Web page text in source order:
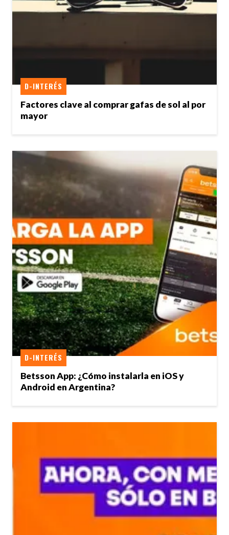
Factores clave al comprar gafas de sol al por
mayor
D-INTERÉS
Betsson App: ¿Cómo instalarla en iOS y
Android en Argentina?
D-INTERÉS